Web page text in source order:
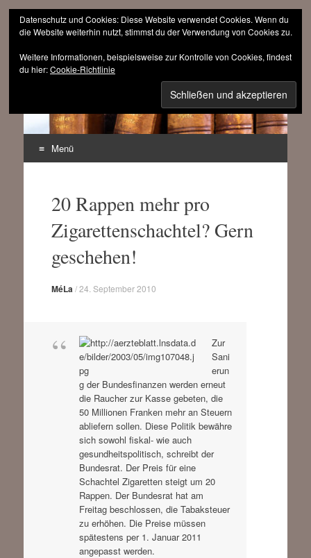
sinnfrei.ch
Menü
springen20 Rappen mehr pro
Zigarettenschachtel? Gern
geschehen!
MéLa /24. September 2010
Zur
Sani
erun
g der Bundesfinanzen werden erneut
die Raucher zur Kasse gebeten, die
50 Millionen Franken mehr an Steuern
abliefern sollen. Diese Politik bewähre
sich sowohl fiskal- wie auch
gesundheitspolitisch, schreibt der
Bundesrat. Der Preis für eine
Schachtel Zigaretten steigt um 20
Rappen. Der Bundesrat hat am
Freitag beschlossen, die Tabaksteuer
zu erhöhen. Die Preise müssen
spätestens per 1. Januar 2011
angepasst werden.
Datenschutz und Cookies: Diese Website verwendet Cookies. Wenn du
die Website weiterhin nutzt, stimmst du der Verwendung von Cookies zu.
Weitere Informationen, beispielsweise zur Kontrolle von Cookies, findest
du hier:Cookie-Richtlinie